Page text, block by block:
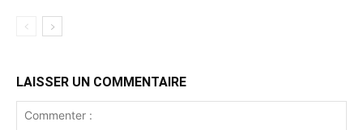
LAISSER UN COMMENTAIRE